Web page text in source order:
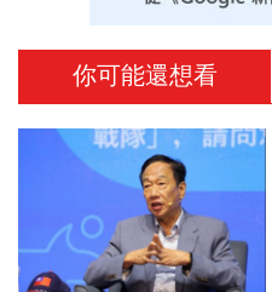
你可能還想看